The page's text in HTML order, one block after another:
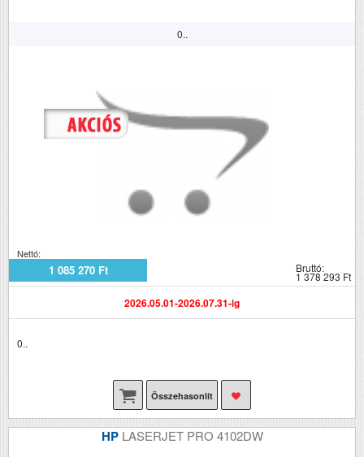
0..
Nettó:
1 085 270 Ft Bruttó:
1 378 293 Ft
2026.05.01-2026.07.31-ig
0..
Összehasonlít
HP LASERJET PRO 4102DW